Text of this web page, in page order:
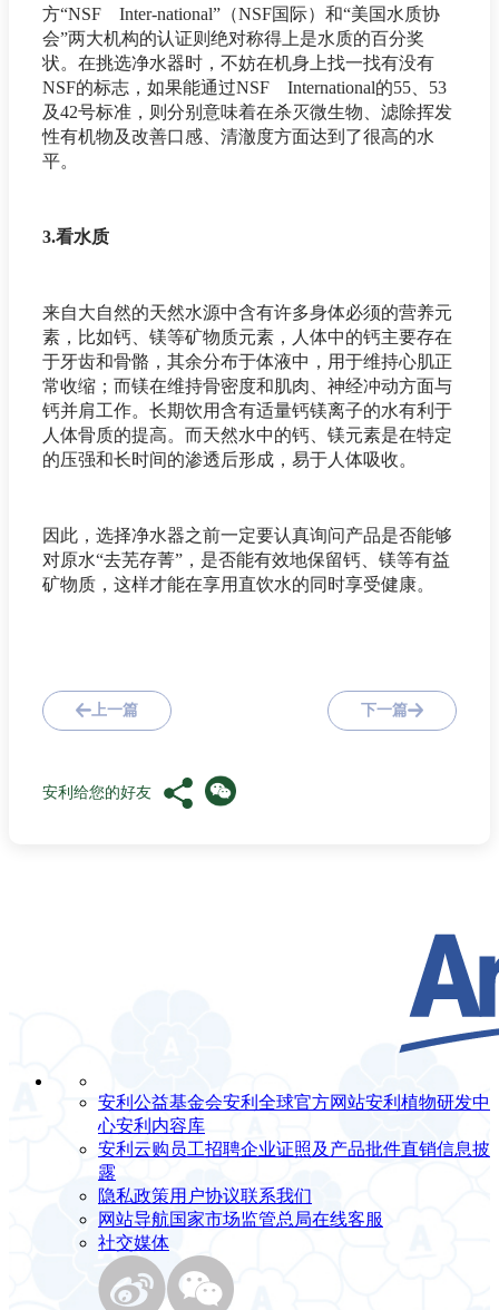
方“NSF Inter-national”（NSF国际）和“美国水质协
会”两大机构的认证则绝对称得上是水质的百分奖
状。在挑选净水器时，不妨在机身上找一找有没有
NSF的标志，如果能通过NSF International的55、53
及42号标准，则分别意味着在杀灭微生物、滤除挥发
性有机物及改善口感、清澈度方面达到了很高的水
平。
3.看水质
来自大自然的天然水源中含有许多身体必须的营养元
素，比如钙、镁等矿物质元素，人体中的钙主要存在
于牙齿和骨骼，其余分布于体液中，用于维持心肌正
常收缩；而镁在维持骨密度和肌肉、神经冲动方面与
钙并肩工作。长期饮用含有适量钙镁离子的水有利于
人体骨质的提高。而天然水中的钙、镁元素是在特定
的压强和长时间的渗透后形成，易于人体吸收。
因此，选择净水器之前一定要认真询问产品是否能够
对原水“去芜存菁”，是否能有效地保留钙、镁等有益
矿物质，这样才能在享用直饮水的同时享受健康。
上一篇 下一篇
安利给您的好友
安利公益基金会安利全球官方网站安利植物研发中
心安利内容库
安利云购 员工招聘企业证照及产品批件直销信息披
露
隐私政策用户协议联系我们
网站导航国家市场监管总局在线客服
社交媒体